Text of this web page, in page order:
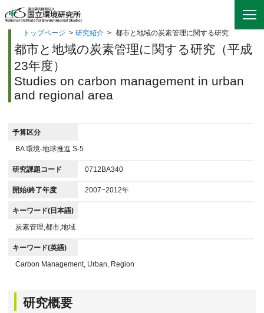
トップページ > 研究紹介 > 都市と地域の炭素管理に関する研究
都市と地域の炭素管理に関する研究（平成
23年度）
Studies on carbon management in urban
and regional area
予算区分
BA 環境-地球推進 S-5
研究課題コード 0712BA340
開始/終了年度 2007~2012年
キーワード(日本語)
炭素管理,都市,地域
キーワード(英語)
Carbon Management, Urban, Region
研究概要